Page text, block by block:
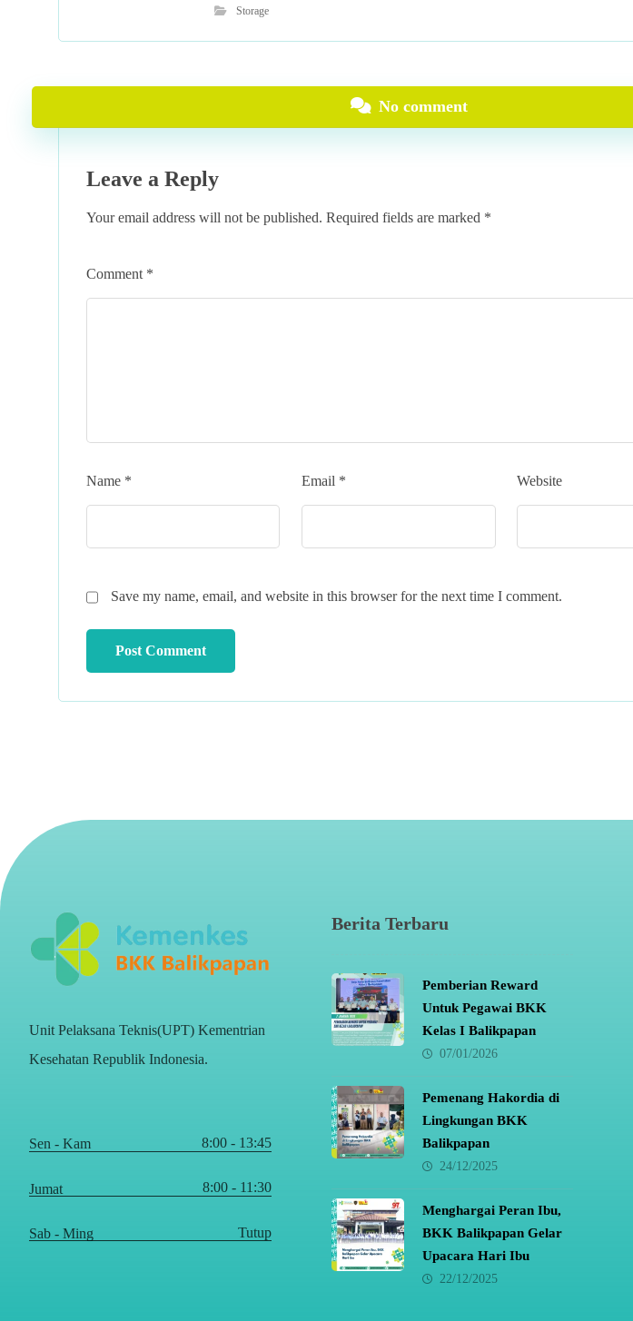
Storage
No comment
Leave a Reply
Your email address will not be published. Required fields are marked *
Comment *
Name * Email * Website
Save my name, email, and website in this browser for the next time I comment.
Unit Pelaksana Teknis(UPT) Kementrian
Kesehatan Republik Indonesia.
Sen - Kam 8:00 - 13:45
Jumat 8:00 - 11:30
Sab - Ming Tutup
Berita Terbaru
Pemberian Reward
Untuk Pegawai BKK
Kelas I Balikpapan
07/01/2026
Pemenang Hakordia di
Lingkungan BKK
Balikpapan
24/12/2025
Menghargai Peran Ibu,
BKK Balikpapan Gelar
Upacara Hari Ibu
22/12/2025